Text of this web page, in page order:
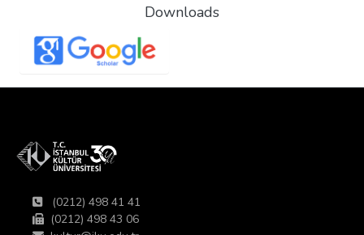
Downloads
(0212) 498 41 41
(0212) 498 43 06